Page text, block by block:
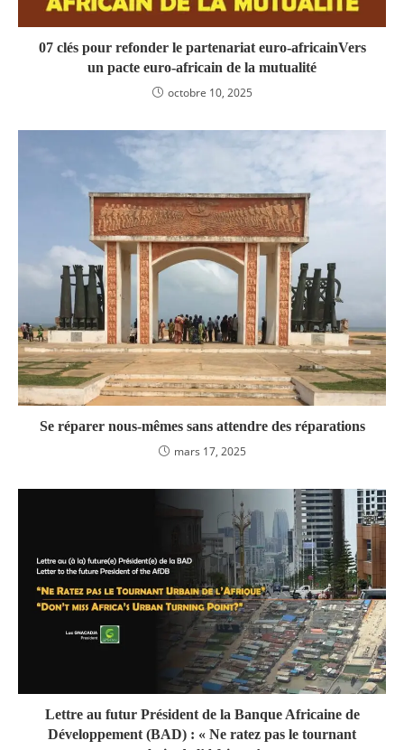
07 clés pour refonder le partenariat euro-africainVers
un pacte euro-africain de la mutualité
octobre 10, 2025
Se réparer nous-mêmes sans attendre des réparations
mars 17, 2025
Lettre au futur Président de la Banque Africaine de
Développement (BAD) : « Ne ratez pas le tournant